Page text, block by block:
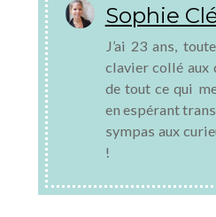
Sophie
J’ai 23 ans,
clavier collé aux
de tout ce qui
en espérant
sympas aux
!